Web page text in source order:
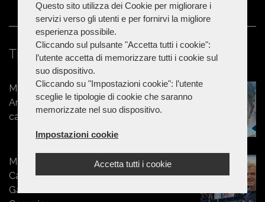
Questo sito utilizza dei Cookie per migliorare i
servizi verso gli utenti e per fornirvi la migliore
esperienza possibile.
Cliccando sul pulsante "Accetta tutti i cookie":
l’utente accetta di memorizzare tutti i cookie sul
suo dispositivo.
Cliccando su "Impostazioni cookie": l’utente
sceglie le tipologie di cookie che saranno
memorizzate nel suo dispositivo.
Impostazioni cookie
Accetta tutti i cookie
Ti potrebbe interessare
Marche - Ginnastica artistica, Eva
Amici campionessa italiana nella
categoria A1
Marche - Giovani atleti del Cus
Camerino protagonisti al Golden
Gala di Roma con la Città di